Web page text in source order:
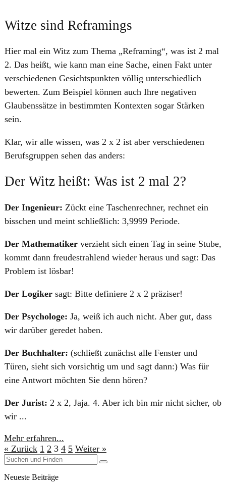
​Witze sind Reframings
Hier mal ein Witz zum Thema „Reframing“, was ist 2 mal
2. Das heißt, wie kann man eine Sache, einen Fakt unter
verschiedenen Gesichtspunkten völlig unterschiedlich
bewerten. Zum Beispiel können auch Ihre negativen
Glaubenssätze in bestimmten Kontexten sogar Stärken
sein.
Klar, wir alle wissen, was 2 x 2 ist aber verschiedenen
Berufsgruppen sehen das anders:
Der Witz heißt: Was ist 2 mal 2?
Der Ingenieur: Zückt eine Taschenrechner, rechnet ein
bisschen und meint schließlich: 3,9999 Periode.
Der Mathematiker verzieht sich einen Tag in seine Stube,
kommt dann freudestrahlend wieder heraus und sagt: Das
Problem ist lösbar!
Der Logiker sagt: Bitte definiere 2 x 2 präziser!
Der Psychologe: Ja, weiß ich auch nicht. Aber gut, dass
wir darüber geredet haben.
Der Buchhalter: (schließt zunächst alle Fenster und
Türen, sieht sich vorsichtig um und sagt dann:) Was für
eine Antwort möchten Sie denn hören?
Der Jurist: 2 x 2, Jaja. 4. Aber ich bin mir nicht sicher, ob
wir ...
Mehr erfahren...
« Zurück 1 2 3 4 5 Weiter »
Neueste Beiträge